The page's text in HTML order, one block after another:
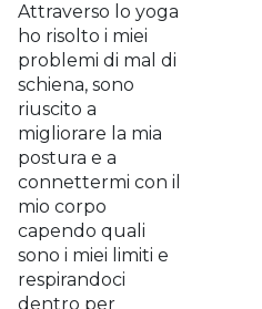
Attraverso lo yoga
ho risolto i miei
problemi di mal di
schiena, sono
riuscito a
migliorare la mia
postura e a
connettermi con il
mio corpo
capendo quali
sono i miei limiti e
respirandoci
dentro per